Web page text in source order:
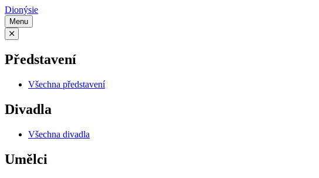
Dionýsie
Menu
Představení
Všechna představení
Divadla
Všechna divadla
Umělci